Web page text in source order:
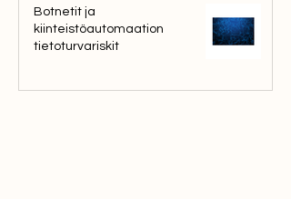
Botnetit ja
kiinteistöautomaation
tietoturvariskit